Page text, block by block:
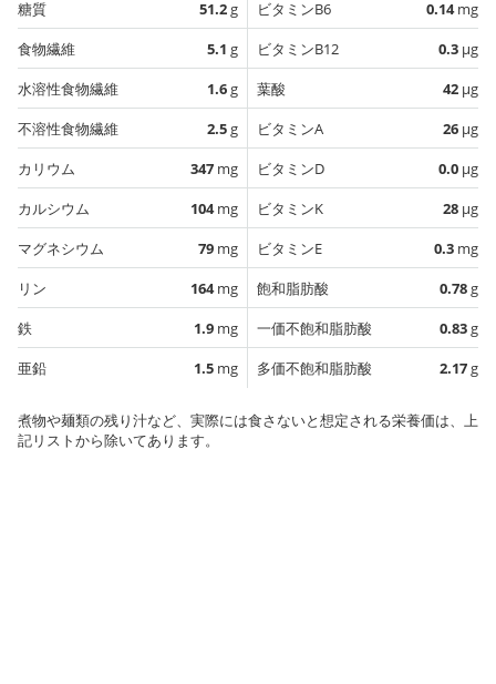
糖質
51.2g
食物繊維
5.1 g
水溶性食物繊維
1.6g
不溶性食物繊維
2.5g
カリウム
347 mg
カルシウム
104mg
マグネシウム
79 mg
リン
164mg
鉄
1.9 mg
亜鉛
1.5 mg
ビタミンB6
0.14mg
ビタミンB12
0.3 µg
葉酸
42 µg
ビタミンA
26 µg
ビタミンD
0.0 µg
ビタミンK
28 µg
ビタミンE
0.3 mg
飽和脂肪酸
0.78g
一価不飽和脂肪酸
0.83g
多価不飽和脂肪酸
2.17g
煮物や麺類の残り汁など、実際には食さないと想定される栄養価は、上
記リストから除いてあります。